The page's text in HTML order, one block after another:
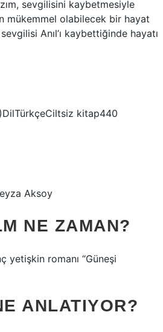
sevgilisini kaybetmesiyle
mükemmel olabilecek bir hayat
Anıl’ı kaybettiğinde hayatı
kitap440
Aksoy
NE ZAMAN?
yetişkin romanı “Güneşi
ANLATIYOR?